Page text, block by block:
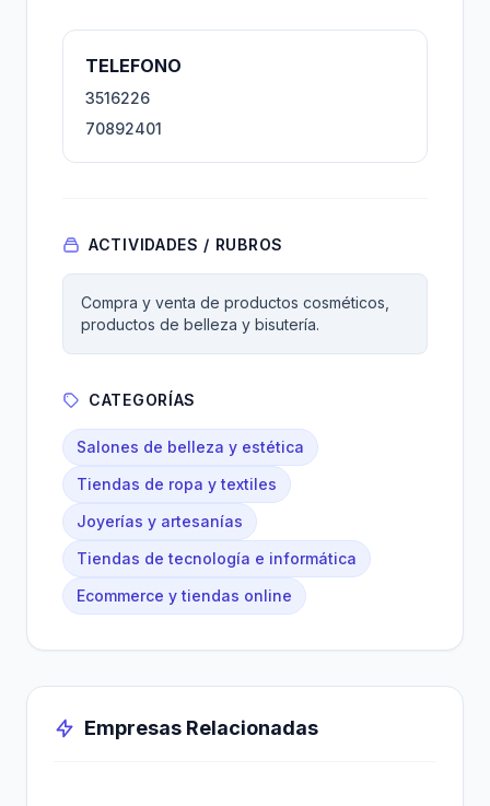
TELEFONO
3516226
70892401
ACTIVIDADES / RUBROS
Compra y venta de productos cosméticos,
productos de belleza y bisutería.
CATEGORÍAS
Salones de belleza y estética
Tiendas de ropa y textiles
Joyerías y artesanías
Tiendas de tecnología e informática
Ecommerce y tiendas online
Empresas Relacionadas